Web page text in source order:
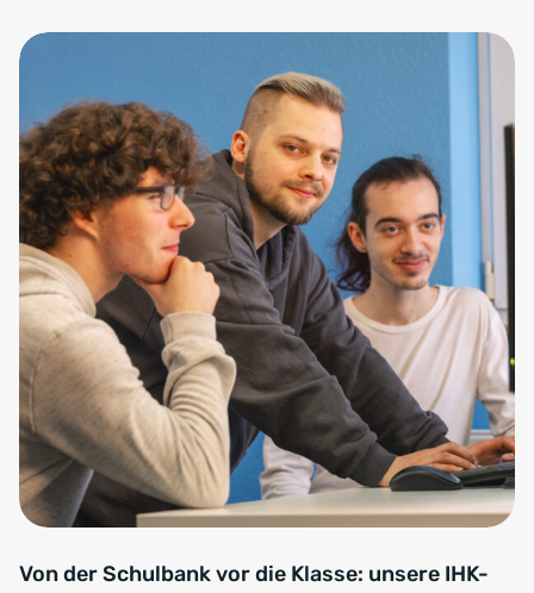
Von der Schulbank vor die Klasse: unsere IHK-